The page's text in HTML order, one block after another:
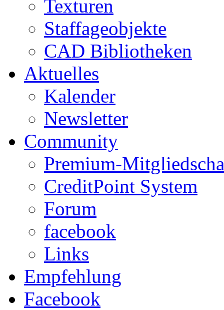
Texturen
Staffageobjekte
CAD Bibliotheken
Aktuelles
Kalender
Newsletter
Community
Premium-
CreditPoint System
Forum
facebook
Links
Empfehlung
Facebook